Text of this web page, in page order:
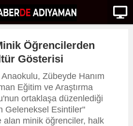
Öğrencilerden
Gösterisi
Zübeyde Hanım
Eğitim ve Araştırma
ortaklaşa düzenlediği
Geleneksel Esintiler"
alan minik öğrenciler, halk